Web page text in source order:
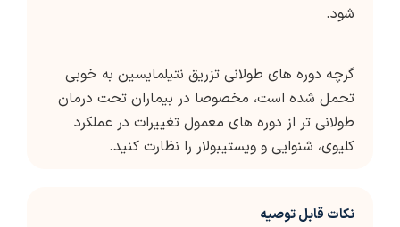
شود.
گرچه دوره های طولانی تزریق نتیلمایسین به خوبی
تحمل شده است، مخصوصا در بیماران تحت درمان
طولانی تر از دوره های معمول تغییرات در عملکرد
کلیوی، شنوایی و ویستیبولار را نظارت کنید.
نکات قابل توصیه